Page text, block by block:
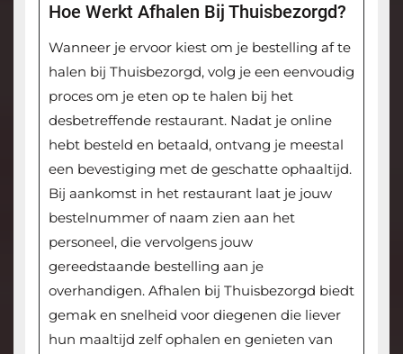
Hoe Werkt Afhalen Bij Thuisbezorgd?
Wanneer je ervoor kiest om je bestelling af te
halen bij Thuisbezorgd, volg je een eenvoudig
proces om je eten op te halen bij het
desbetreffende restaurant. Nadat je online
hebt besteld en betaald, ontvang je meestal
een bevestiging met de geschatte ophaaltijd.
Bij aankomst in het restaurant laat je jouw
bestelnummer of naam zien aan het
personeel, die vervolgens jouw
gereedstaande bestelling aan je
overhandigen. Afhalen bij Thuisbezorgd biedt
gemak en snelheid voor diegenen die liever
hun maaltijd zelf ophalen en genieten van